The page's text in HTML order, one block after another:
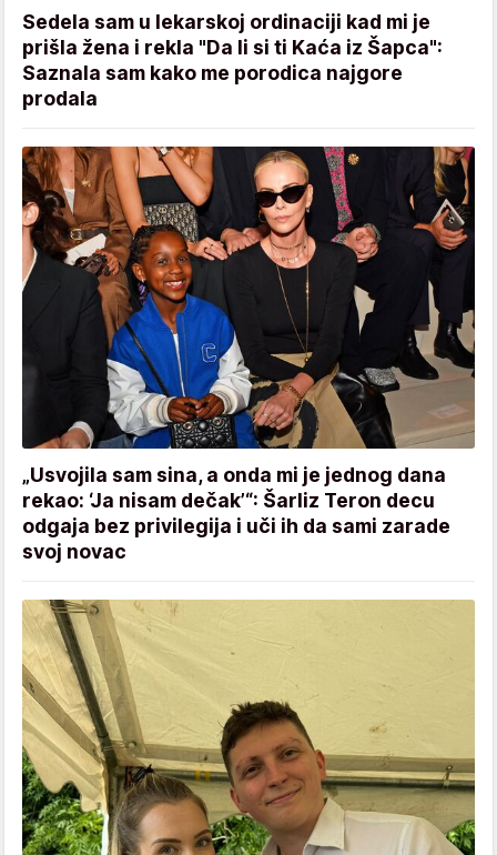
Sedela sam u lekarskoj ordinaciji kad mi je
prišla žena i rekla "Da li si ti Kaća iz Šapca":
Saznala sam kako me porodica najgore
prodala
„Usvojila sam sina, a onda mi je jednog dana
rekao: ‘Ja nisam dečak’“: Šarliz Teron decu
odgaja bez privilegija i uči ih da sami zarade
svoj novac